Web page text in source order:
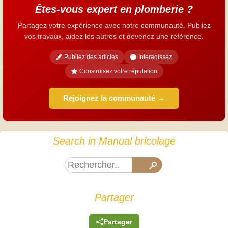
Êtes-vous expert en plomberie ?
Partagez votre expérience avec notre communauté. Publiez
vos travaux, aidez les autres et devenez une référence.
Publiez des articles
Interagissez
Construisez votre réputation
Rejoignez la communauté →
Search in Manual bricolage
Partager
Partager